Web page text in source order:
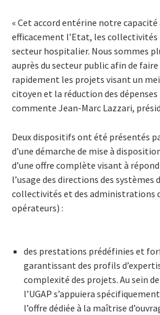
« Cet accord entérine notre
efficacement l’Etat, les
secteur hospitalier. Nous sommes
auprès du secteur public afin de
rapidement les projets visant un
citoyen et la réduction des dépenses
commente Jean-Marc Lazzari,
Deux dispositifs ont été présentés
d’une démarche de mise à
d’une offre complète visant à
l’usage des directions des systèmes
collectivités et des administrations
opérateurs) :
des prestations prédéfinies et
garantissant des profils
complexité des projets. Au sein
l’UGAP s’appuiera
l’offre dédiée à la maîtrise